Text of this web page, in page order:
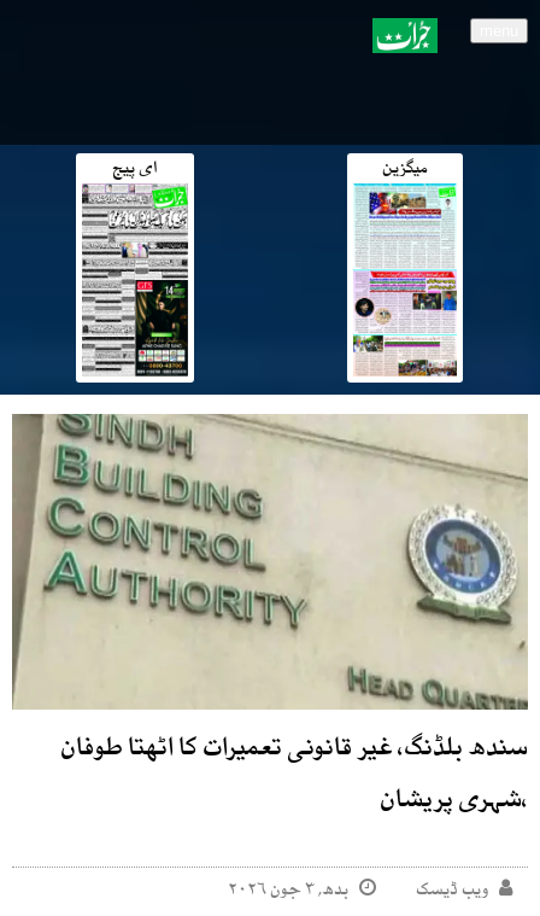
میگزین ای پیج
سندھ بلڈنگ، غیر قانونی تعمیرات کا اٹھتا طوفان
،شہری پریشان
ویب ڈیسک بدھ, ۳ جون ۲۰۲۶